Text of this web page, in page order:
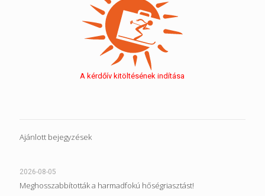
A kérdőív kitöltésének indítása
Ajánlott bejegyzések
2026-08-05
Meghosszabbították a harmadfokú hőségriasztást!